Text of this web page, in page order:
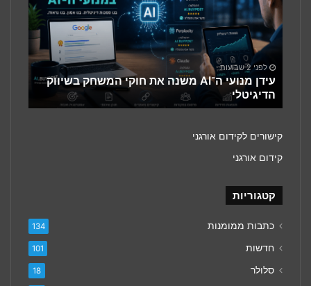
משנה
את
חוקי
המשחק
בשיווק
הדיגיטלי
לפני 2 שבועות
עידן מנועי ה־AI משנה את חוקי המשחק בשיווק
הדיגיטלי
קישורים לקידום אורגני
קידום אורגני
קטגוריות
כתבות ממומנות 134
חדשות 101
סלולר 18